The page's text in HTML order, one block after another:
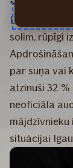
Lai arī
solim, rūpīgi
par suņa vai
atzinuši 32
neoficiāla
situācijai